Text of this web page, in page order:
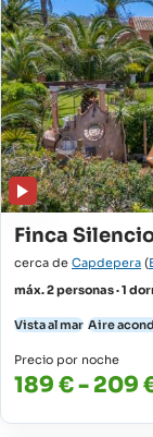
Finca
cerca de Capdepera (
máx. 2 personas · 1
Vista al mar Aire
Precio por noche
189 € - 209